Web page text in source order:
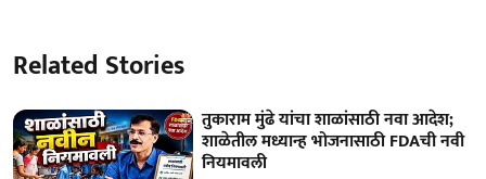
Related Stories
तुकाराम मुंढे यांचा शाळांसाठी नवा आदेश;
शाळेतील मध्यान्ह भोजनासाठी FDAची नवी
नियमावली